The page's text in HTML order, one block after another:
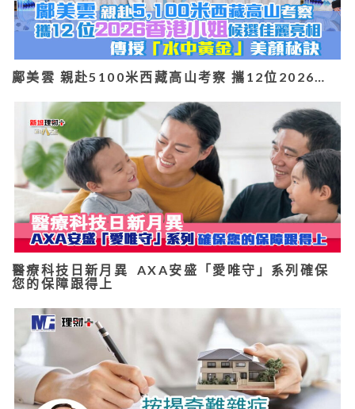
鄺美雲 親赴5100米西藏高山考察 攜12位2026…
醫療科技日新月異 AXA安盛「愛唯守」系列確保
您的保障跟得上